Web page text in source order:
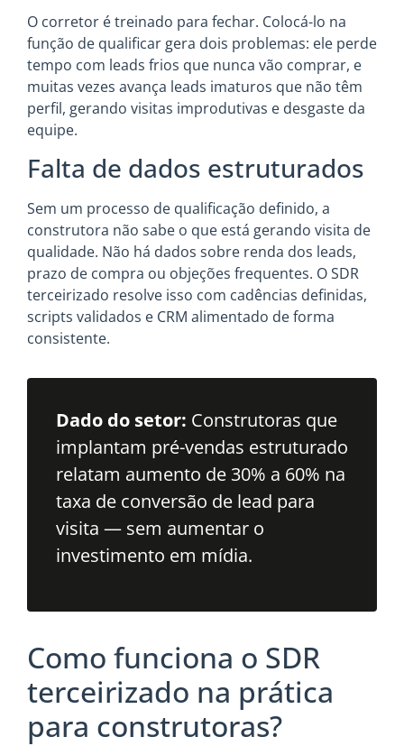
O corretor é treinado para fechar. Colocá-lo na
função de qualificar gera dois problemas: ele perde
tempo com leads frios que nunca vão comprar, e
muitas vezes avança leads imaturos que não têm
perfil, gerando visitas improdutivas e desgaste da
equipe.
Falta de dados estruturados
Sem um processo de qualificação definido, a
construtora não sabe o que está gerando visita de
qualidade. Não há dados sobre renda dos leads,
prazo de compra ou objeções frequentes. O SDR
terceirizado resolve isso com cadências definidas,
scripts validados e CRM alimentado de forma
consistente.
Dado do setor: Construtoras que
implantam pré-vendas estruturado
relatam aumento de 30% a 60% na
taxa de conversão de lead para
visita — sem aumentar o
investimento em mídia.
Como funciona o SDR
terceirizado na prática
para construtoras?